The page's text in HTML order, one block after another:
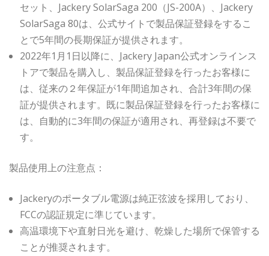
セット、Jackery SolarSaga 200（JS-200A）、Jackery
SolarSaga 80は、公式サイトで製品保証登録をするこ
とで5年間の長期保証が提供されます。
2022年1月1日以降に、Jackery Japan公式オンラインス
トアで製品を購入し、製品保証登録を行ったお客様に
は、従来の２年保証が1年間追加され、合計3年間の保
証が提供されます。既に製品保証登録を行ったお客様に
は、自動的に3年間の保証が適用され、再登録は不要で
す。
製品使用上の注意点：
Jackeryのポータブル電源は純正弦波を採用しており、
FCCの認証規定に準じています。
高温環境下や直射日光を避け、乾燥した場所で保管する
ことが推奨されます。